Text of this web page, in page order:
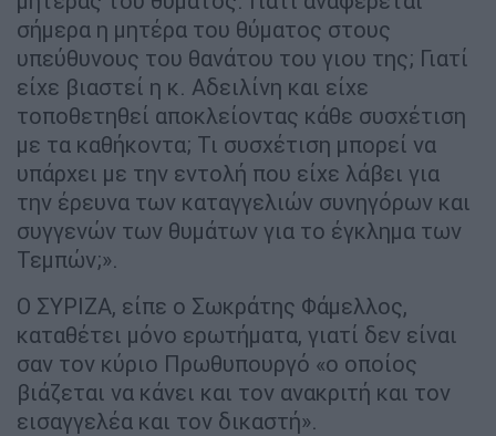
σήμερα η μητέρα του θύματος στους
υπεύθυνους του θανάτου του γιου της; Γιατί
είχε βιαστεί η κ. Αδειλίνη και είχε
τοποθετηθεί αποκλείοντας κάθε συσχέτιση
με τα καθήκοντα; Τι συσχέτιση μπορεί να
υπάρχει με την εντολή που είχε λάβει για
την έρευνα των καταγγελιών συνηγόρων και
συγγενών των θυμάτων για το έγκλημα των
Τεμπών;».
Ο ΣΥΡΙΖΑ, είπε ο Σωκράτης Φάμελλος,
καταθέτει μόνο ερωτήματα, γιατί δεν είναι
σαν τον κύριο Πρωθυπουργό «ο οποίος
βιάζεται να κάνει και τον ανακριτή και τον
εισαγγελέα και τον δικαστή».